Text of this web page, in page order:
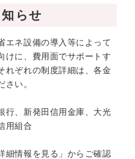
らせ
エネ設備の導入等によって
けに、費用面でサポートす
れぞれの制度詳細は、各金
さい。
行、新発田信用金庫、大光
用組合
細情報を見る」からご確認